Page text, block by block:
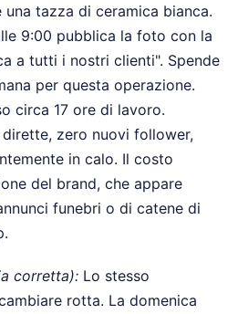
tazza di ceramica bianca.
9:00 pubblica la foto con la
a tutti i nostri clienti". Spende
per questa operazione.
circa 17 ore di lavoro.
zero nuovi follower,
in calo. Il costo
del brand, che appare
funebri o di catene di
corretta): Lo stesso
rotta. La domenica